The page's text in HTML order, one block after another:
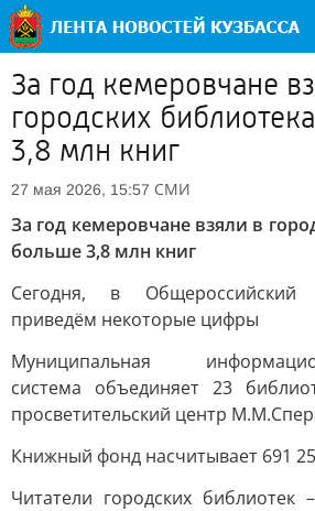
За год кемеровчане
городских
3,8 млн книг
27 мая 2026, 15:57 СМИ
За год кемеровчане взяли в
больше 3,8 млн книг
Сегодня, в Общероссийский
приведём некоторые цифры
Муниципальная
система объединяет 23
просветительский центр
Книжный фонд насчитывает 691
Читатели городских библиотек